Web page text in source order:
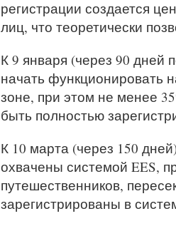
регистрации создается
лиц, что теоретически
К 9 января (через 90 дней
начать функционировать
зоне, при этом не менее
быть полностью
К 10 марта (через 150
охвачены системой EES,
путешественников,
зарегистрированы в